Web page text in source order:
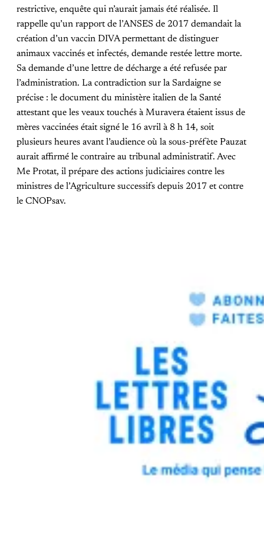
restrictive, enquête qui n’aurait jamais été réalisée. Il
rappelle qu’un rapport de l’ANSES de 2017 demandait la
création d’un vaccin DIVA permettant de distinguer
animaux vaccinés et infectés, demande restée lettre morte.
Sa demande d’une lettre de décharge a été refusée par
l’administration. La contradiction sur la Sardaigne se
précise : le document du ministère italien de la Santé
attestant que les veaux touchés à Muravera étaient issus de
mères vaccinées était signé le 16 avril à 8 h 14, soit
plusieurs heures avant l’audience où la sous-préfète Pauzat
aurait affirmé le contraire au tribunal administratif. Avec
Me Protat, il prépare des actions judiciaires contre les
ministres de l’Agriculture successifs depuis 2017 et contre
le CNOPsav.